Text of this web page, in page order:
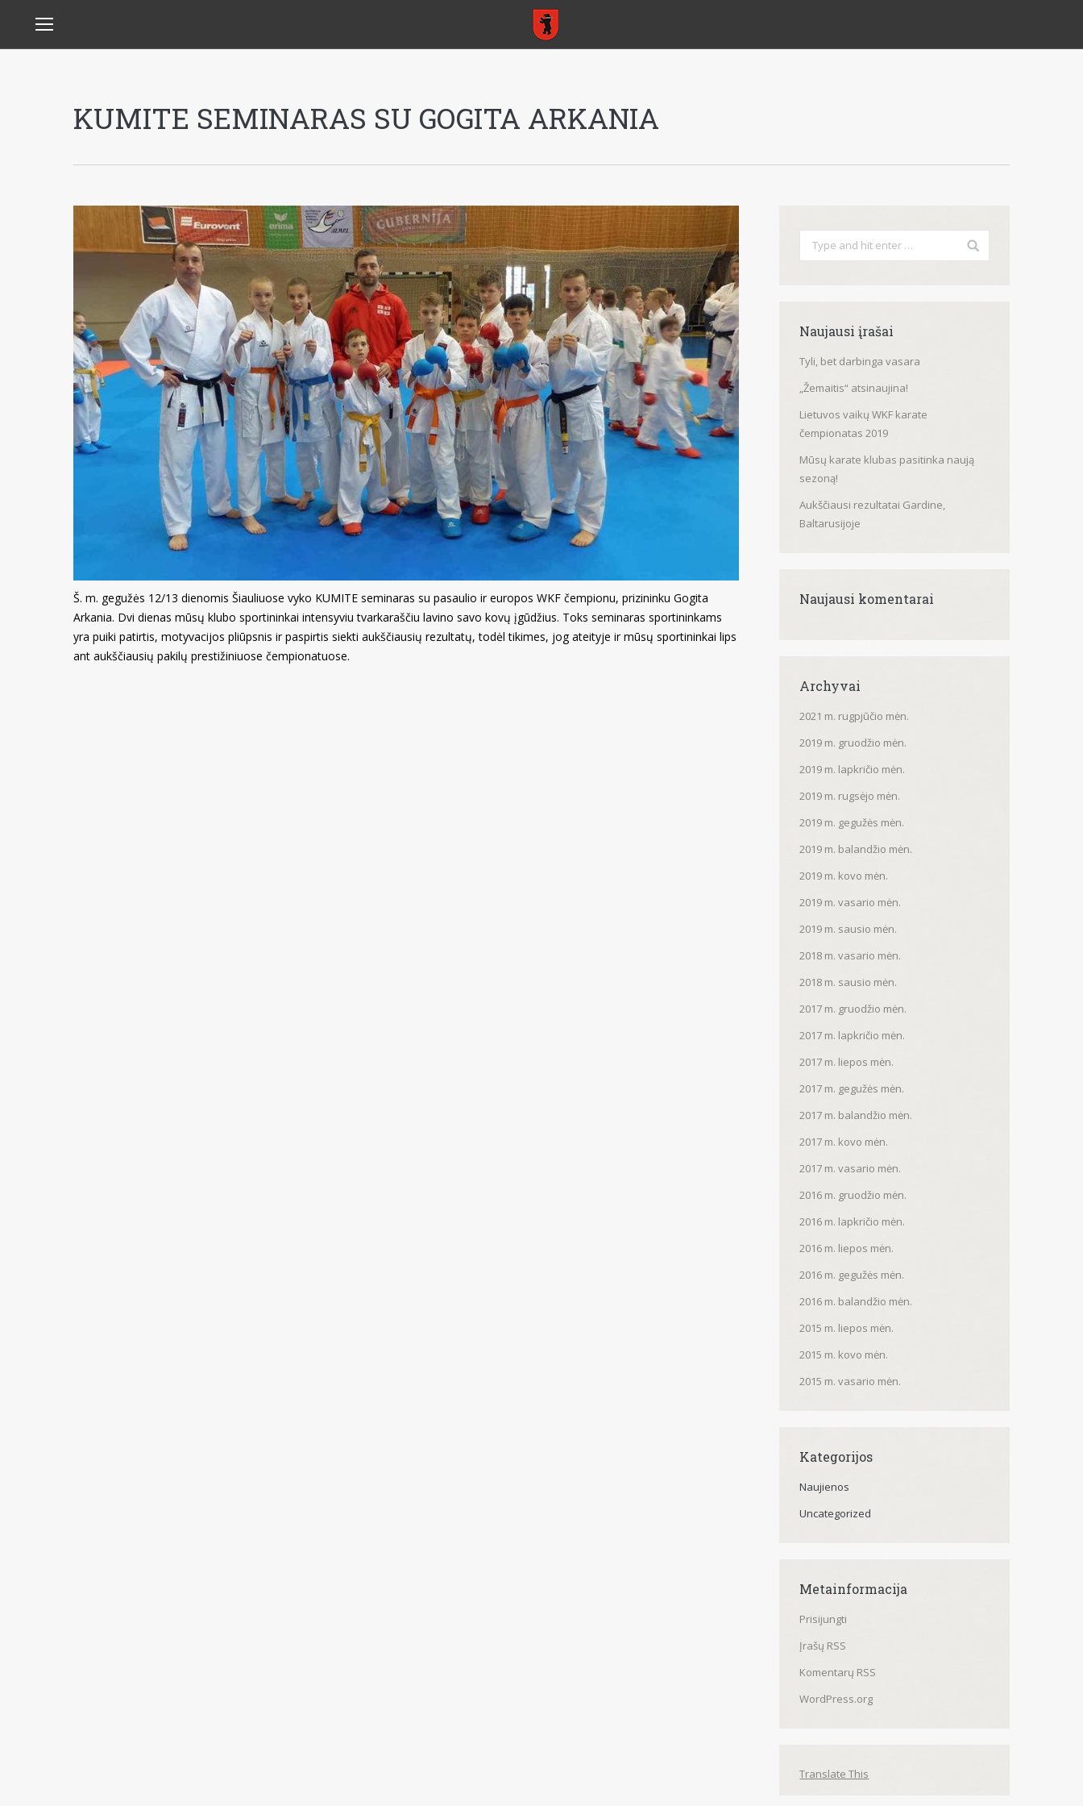
KUMITE SEMINARAS SU GOGITA ARKANIA
Š. m. gegužės 12/13 dienomis Šiauliuose vyko KUMITE seminaras su pasaulio ir europos WKF čempionu, prizininku Gogita
Arkania. Dvi dienas mūsų klubo sportininkai intensyviu tvarkaraščiu lavino savo kovų įgūdžius. Toks seminaras sportininkams
yra puiki patirtis, motyvacijos pliūpsnis ir paspirtis siekti aukščiausių rezultatų, todėl tikimes, jog ateityje ir mūsų sportininkai lips
ant aukščiausių pakilų prestižiniuose čempionatuose.
Naujausi įrašai
Tyli, bet darbinga vasara
„Žemaitis“ atsinaujina!
Lietuvos vaikų WKF karate
čempionatas 2019
Mūsų karate klubas pasitinka naują
sezoną!
Aukščiausi rezultatai Gardine,
Baltarusijoje
Naujausi komentarai
Archyvai
2021 m. rugpjūčio mėn.
2019 m. gruodžio mėn.
2019 m. lapkričio mėn.
2019 m. rugsėjo mėn.
2019 m. gegužės mėn.
2019 m. balandžio mėn.
2019 m. kovo mėn.
2019 m. vasario mėn.
2019 m. sausio mėn.
2018 m. vasario mėn.
2018 m. sausio mėn.
2017 m. gruodžio mėn.
2017 m. lapkričio mėn.
2017 m. liepos mėn.
2017 m. gegužės mėn.
2017 m. balandžio mėn.
2017 m. kovo mėn.
2017 m. vasario mėn.
2016 m. gruodžio mėn.
2016 m. lapkričio mėn.
2016 m. liepos mėn.
2016 m. gegužės mėn.
2016 m. balandžio mėn.
2015 m. liepos mėn.
2015 m. kovo mėn.
2015 m. vasario mėn.
Kategorijos
Naujienos
Uncategorized
Metainformacija
Prisijungti
Įrašų RSS
Komentarų RSS
WordPress.org
Translate This